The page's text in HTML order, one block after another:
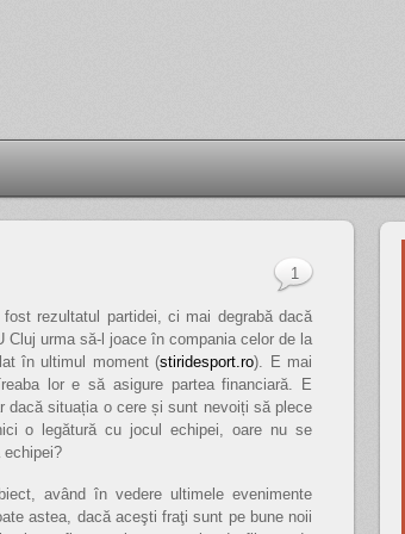
rezultatul partidei, ci mai degrabă dacă
urma să-l joace în compania celor de la
în ultimul moment (stiridesport.ro). E mai
lor e să asigure partea financiară. E
dacă situația o cere și sunt nevoiți să plece
o legătură cu jocul echipei, oare nu se
echipei?
având în vedere ultimele evenimente
astea, dacă aceşti fraţi sunt pe bune noii
1